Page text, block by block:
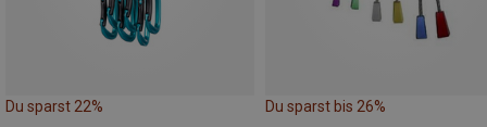
Du sparst 22% Du sparst bis 26%